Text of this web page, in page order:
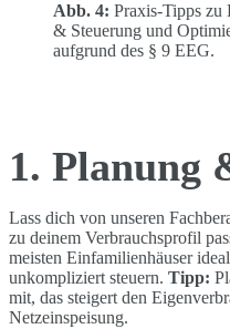
Abb. 4: Praxis-Tipps zu
& Steuerung und
aufgrund des § 9 EEG.
1. Planung
Lass dich von unseren
zu deinem Verbrauchsprofil
meisten Einfamilienhäuser
unkompliziert steuern. Tipp:
mit, das steigert den
Netzeinspeisung.